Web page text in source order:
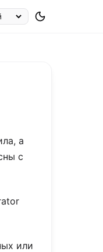
а
с
или